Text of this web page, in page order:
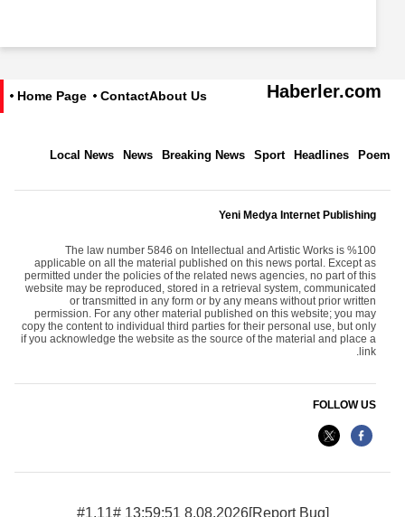
Haberler.com
About Us
Contact
Home Page
Poem
Headlines
Sport
Breaking News
News
Local News
Yeni Medya Internet Publishing
The law number 5846 on Intellectual and Artistic Works is %100
applicable on all the material published on this news portal. Except as
permitted under the policies of the related news agencies, no part of this
website may be reproduced, stored in a retrieval system, communicated
or transmitted in any form or by any means without prior written
permission. For any other material published on this website; you may
copy the content to individual third parties for their personal use, but only
if you acknowledge the website as the source of the material and place a
link.
FOLLOW US
8.08.2026 13:59:51 #1.11#